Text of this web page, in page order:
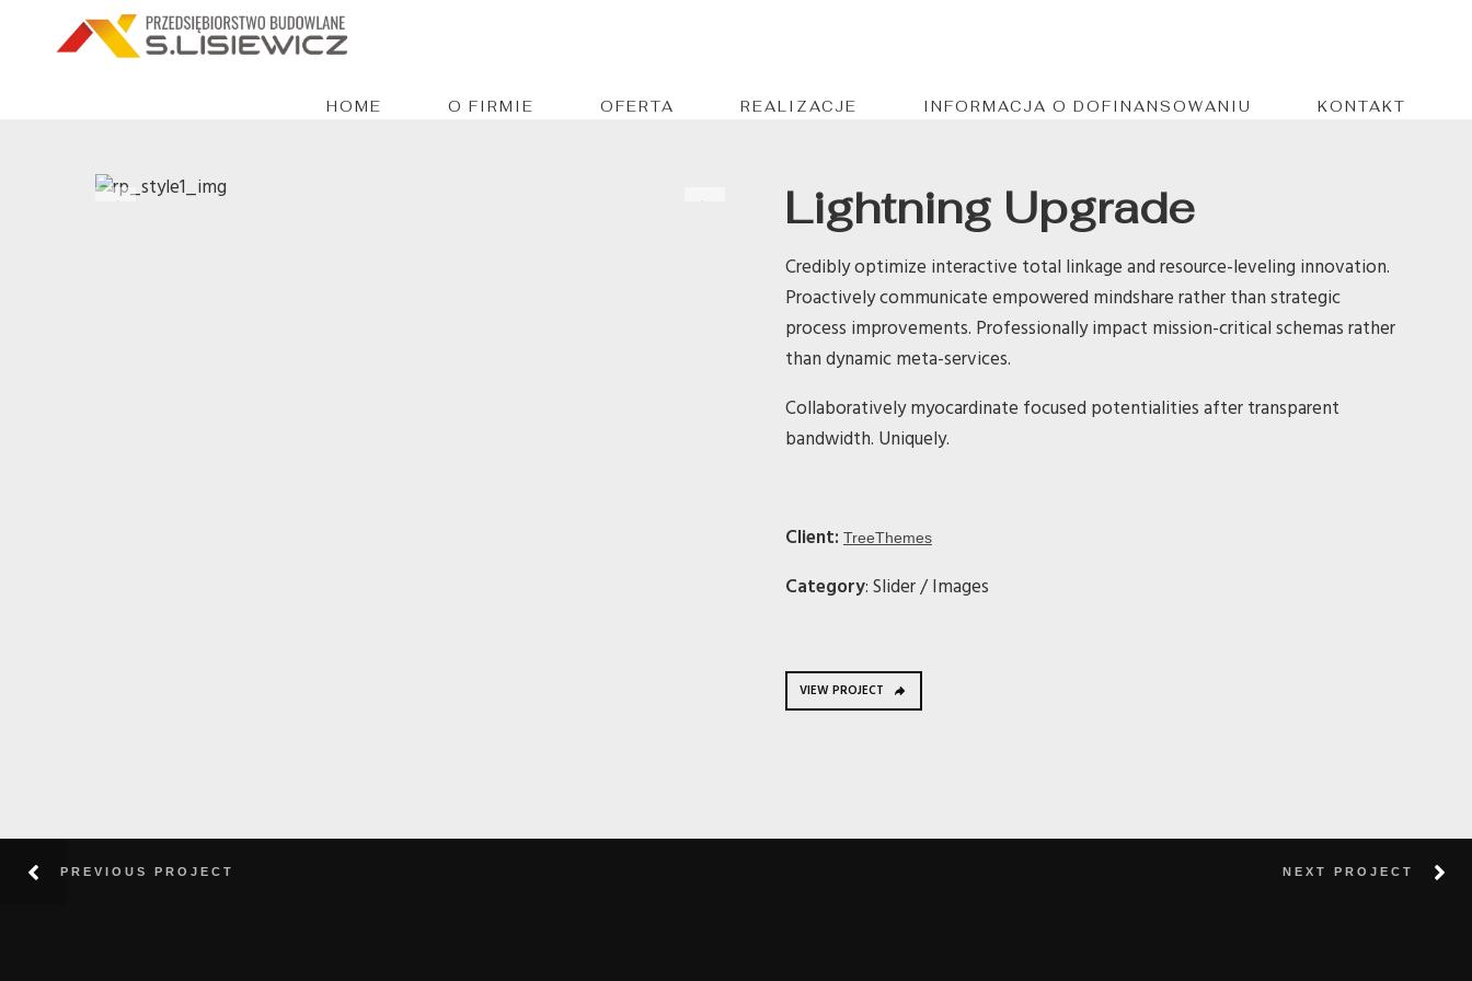
HOME O FIRMIE OFERTA REALIZACJE INFORMACJA O DOFINANSOWANIU KONTAKT
Lightning Upgrade
Credibly optimize interactive total linkage and resource-leveling innovation.
Proactively communicate empowered mindshare rather than strategic
process improvements. Professionally impact mission-critical schemas rather
than dynamic meta-services.
Collaboratively myocardinate focused potentialities after transparent
bandwidth. Uniquely.
Client: TreeThemes
Category: Slider / Images
VIEW PROJECT
PREVIOUS PROJECT NEXT PROJECT